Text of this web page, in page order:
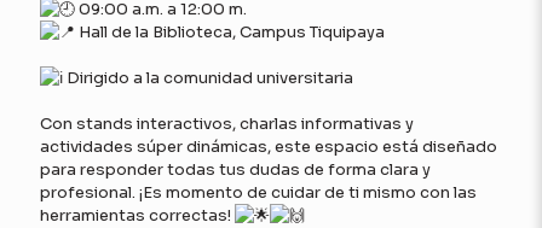
09:00 a.m. a 12:00 m.
Hall de la Biblioteca, Campus Tiquipaya
Dirigido a la comunidad universitaria
Con stands interactivos, charlas informativas y
actividades súper dinámicas, este espacio está diseñado
para responder todas tus dudas de forma clara y
profesional. ¡Es momento de cuidar de ti mismo con las
herramientas correctas!